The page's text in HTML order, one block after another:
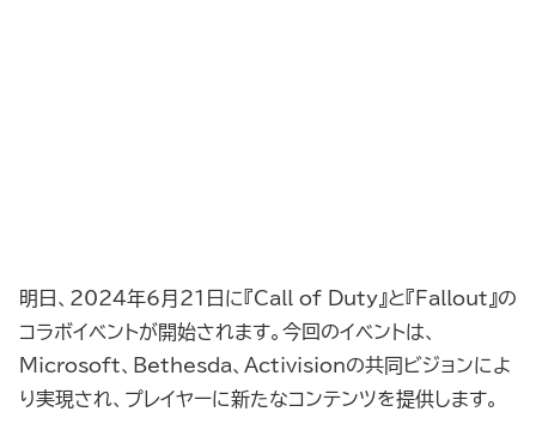
明日、2024年6月21日に『Call of Duty』と『Fallout』の
コラボイベントが開始されます。今回のイベントは、
Microsoft、Bethesda、Activisionの共同ビジョンによ
り実現され、プレイヤーに新たなコンテンツを提供します。